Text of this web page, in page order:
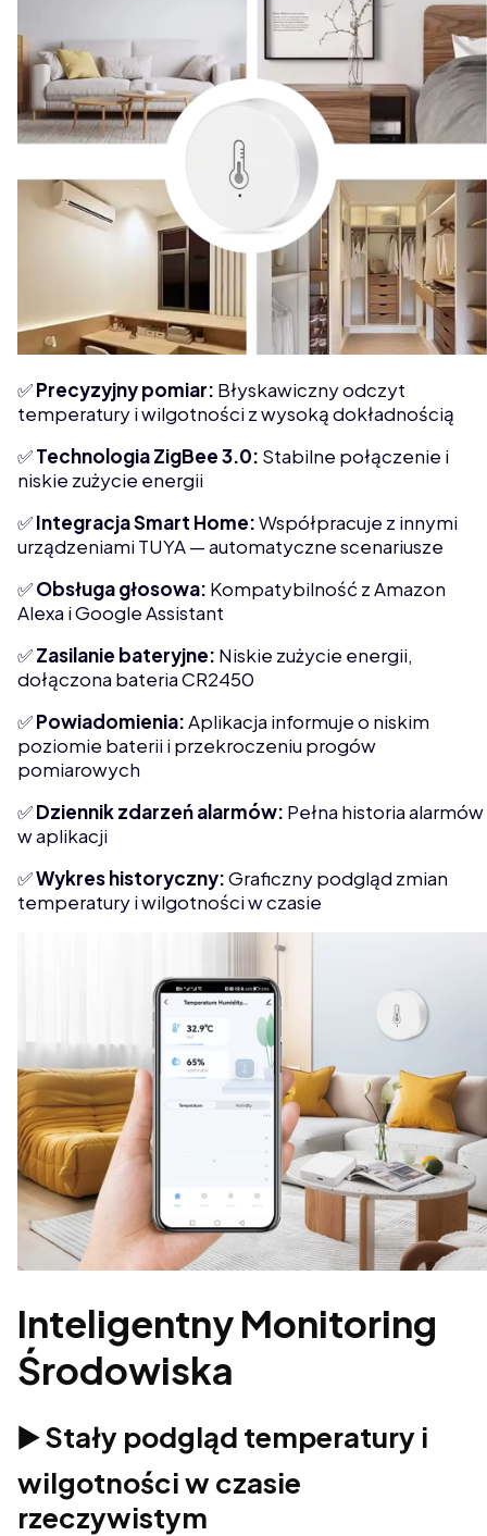
✅Precyzyjny pomiar: Błyskawiczny odczyt
temperatury i wilgotności z wysoką dokładnością
✅Technologia ZigBee 3.0: Stabilne połączenie i
niskie zużycie energii
✅Integracja Smart Home:Współpracuje z innymi
urządzeniami TUYA — automatyczne scenariusze
✅Obsługa głosowa: Kompatybilność z Amazon
Alexa i Google Assistant
✅Zasilanie bateryjne: Niskie zużycie energii,
dołączona bateria CR2450
✅Powiadomienia:Aplikacja informuje o niskim
poziomie baterii i przekroczeniu progów
pomiarowych
✅Dziennik zdarzeń alarmów: Pełna historia alarmów
w aplikacji
✅Wykres historyczny:Graficzny podgląd zmian
temperatury i wilgotności w czasie
Inteligentny Monitoring
Środowiska
▶️ Stały podgląd temperatury i
wilgotności w czasie
rzeczywistym